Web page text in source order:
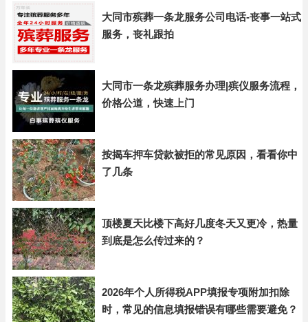
大同市殡葬一条龙服务公司电话-丧事一站式
服务，丧礼跟拍
大同市一条龙殡葬服务办理|殡仪服务流程，
价格公道，快速上门
按揭车押车贷款被拒的常见原因，看看你中
了几条
顶楼夏天比楼下高好几度冬天又更冷，热量
到底是怎么传过来的？
2026年个人所得税APP填报专项附加扣除
时，常见的信息填报错误有哪些需要避免？